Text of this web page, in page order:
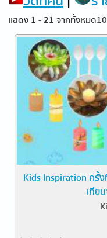
แสดง 1 - 21 จากทั้งหมด
Kids Inspiration ครั้ง
เทีย